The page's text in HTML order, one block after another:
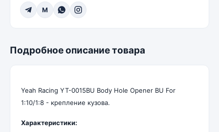
M
Подробное описание товара
Yeah Racing YT-0015BU Body Hole Opener BU For
1:10/1:8 - крепление кузова.
Характеристики: